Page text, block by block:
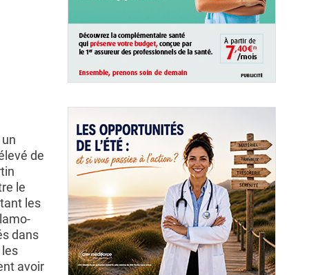
de
le
les
dans
avoir